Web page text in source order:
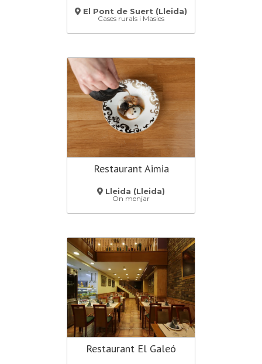
El Pont de Suert (Lleida)
Cases rurals i Masies
Restaurant Aimia
Lleida (Lleida)
On menjar
Restaurant El Galeó